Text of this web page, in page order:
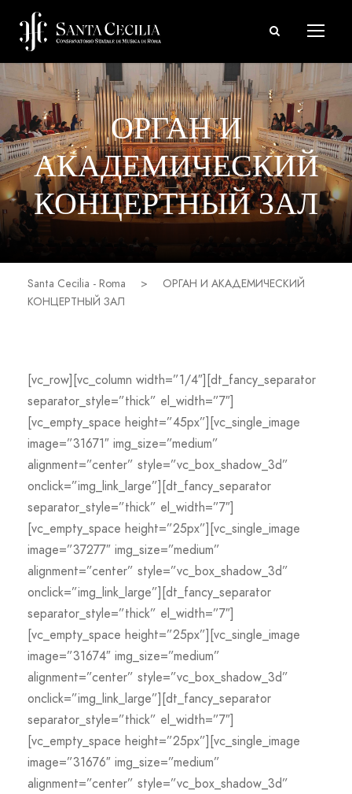
ОРГАН И
АКАДЕМИЧЕСКИЙ
КОНЦЕРТНЫЙ ЗАЛ
Santa Cecilia - Roma >
ОРГАН И АКАДЕМИЧЕСКИЙ
КОНЦЕРТНЫЙ ЗАЛ
[vc_row][vc_column width=”1/4″][dt_fancy_separator
separator_style=”thick” el_width=”7″]
[vc_empty_space height=”45px”][vc_single_image
image=”31671″ img_size=”medium”
alignment=”center” style=”vc_box_shadow_3d”
onclick=”img_link_large”][dt_fancy_separator
separator_style=”thick” el_width=”7″]
[vc_empty_space height=”25px”][vc_single_image
image=”37277″ img_size=”medium”
alignment=”center” style=”vc_box_shadow_3d”
onclick=”img_link_large”][dt_fancy_separator
separator_style=”thick” el_width=”7″]
[vc_empty_space height=”25px”][vc_single_image
image=”31674″ img_size=”medium”
alignment=”center” style=”vc_box_shadow_3d”
onclick=”img_link_large”][dt_fancy_separator
separator_style=”thick” el_width=”7″]
[vc_empty_space height=”25px”][vc_single_image
image=”31676″ img_size=”medium”
alignment=”center” style=”vc_box_shadow_3d”